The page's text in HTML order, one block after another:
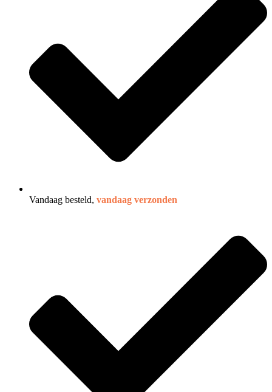
Vandaag besteld, vandaag verzonden